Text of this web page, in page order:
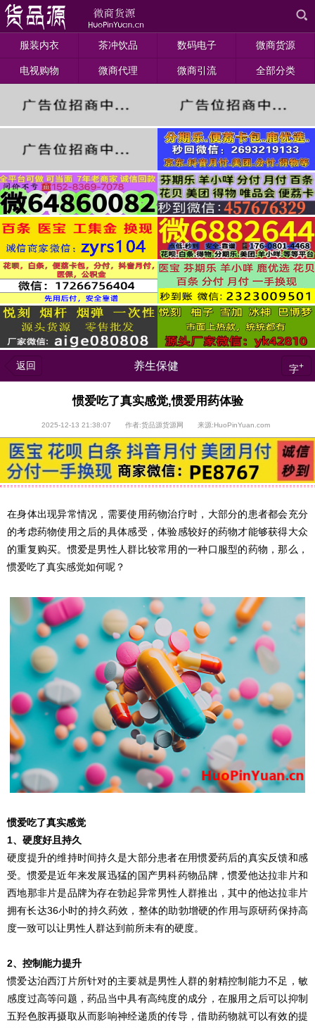
服装内衣 茶冲饮品 数码电子 微商货源
电视购物 微商代理 微商引流 全部分类
返回 养生保健 字+
惯爱吃了真实感觉,惯爱用药体验
2025-12-13 21:38:07 作者:货品源货源网 来源:HuoPinYuan.com
在身体出现异常情况，需要使用药物治疗时，大部分的患者都会充分
的考虑药物使用之后的具体感受，体验感较好的药物才能够获得大众
的重复购买。惯爱是男性人群比较常用的一种口服型的药物，那么，
惯爱吃了真实感觉如何呢？
惯爱吃了真实感觉
1、硬度好且持久
硬度提升的维持时间持久是大部分患者在用惯爱药后的真实反馈和感
受。惯爱是近年来发展迅猛的国产男科药物品牌，惯爱他达拉非片和
西地那非片是品牌为存在勃起异常男性人群推出，其中的他达拉非片
拥有长达36小时的持久药效，整体的助勃增硬的作用与原研药保持高
度一致可以让男性人群达到前所未有的硬度。
2、控制能力提升
惯爱达泊西汀片所针对的主要就是男性人群的射精控制能力不足，敏
感度过高等问题，药品当中具有高纯度的成分，在服用之后可以抑制
五羟色胺再摄取从而影响神经递质的传导，借助药物就可以有效的提